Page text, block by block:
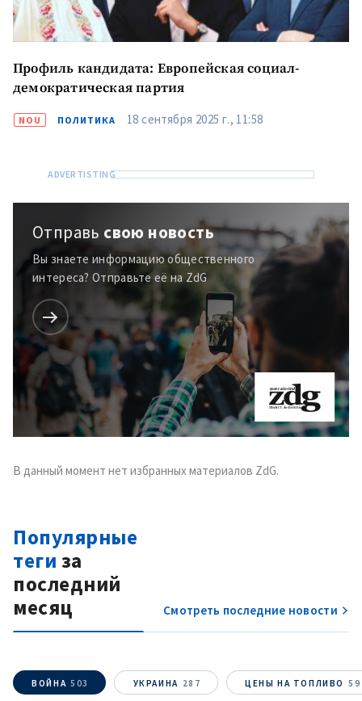
Профиль кандидата: Европейская социал-
демократическая партия
NOU ПОЛИТИКА 18 сентября 2025 г., 11:58
Отправь свою новость
Вы знаете информацию общественного
интереса? Отправьте её на ZdG
В данный момент нет избранных материалов ZdG.
Популярные
теги за
последний
месяц
Смотреть последние новости
ВОЙНА 503 УКРАИНА 287 ЦЕНЫ НА ТОПЛИВО 59